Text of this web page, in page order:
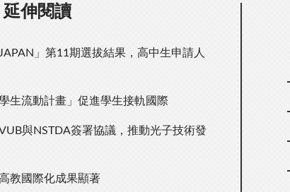
延伸閱讀
」第11期選拔結果，高中生申請人
生流動計畫」促進學生接軌國際
與NSTDA簽署協議，推動光子技術發
教國際化成果顯著